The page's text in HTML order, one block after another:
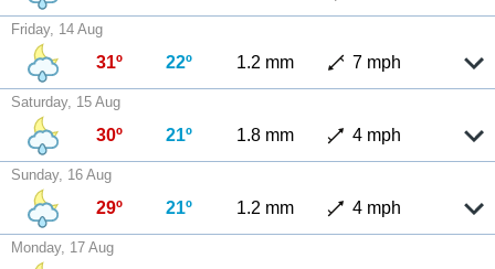
Friday, 14 Aug
31º 22º 1.2 mm 7 mph
Saturday, 15 Aug
30º 21º 1.8 mm 4 mph
Sunday, 16 Aug
29º 21º 1.2 mm 4 mph
Monday, 17 Aug